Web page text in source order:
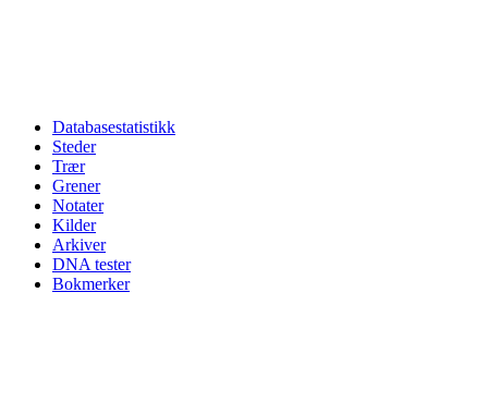
Databasestatistikk
Steder
Trær
Grener
Notater
Kilder
Arkiver
DNA tester
Bokmerker